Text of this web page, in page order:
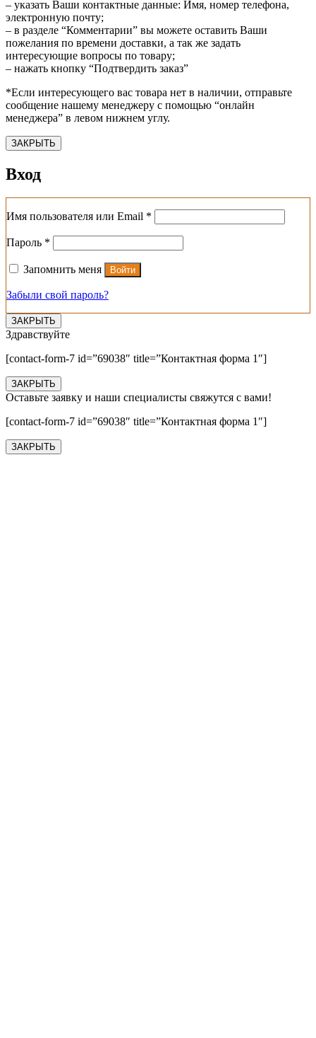
– указать Ваши контактные данные: Имя, номер телефона,
электронную почту;
– в разделе “Комментарии” вы можете оставить Ваши
пожелания по времени доставки, а так же задать
интересующие вопросы по товару;
– нажать кнопку “Подтвердить заказ”
*Если интересующего вас товара нет в наличии, отправьте
сообщение нашему менеджеру с помощью “онлайн
менеджера” в левом нижнем углу.
ЗАКРЫТЬ
Вход
Имя пользователя или Email *
Пароль *
Запомнить меня Войти
Забыли свой пароль?
ЗАКРЫТЬ
Здравствуйте
[contact-form-7 id=”69038″ title=”Контактная форма 1″]
ЗАКРЫТЬ
Оставьте заявку и наши специалисты свяжутся с вами!
[contact-form-7 id=”69038″ title=”Контактная форма 1″]
ЗАКРЫТЬ